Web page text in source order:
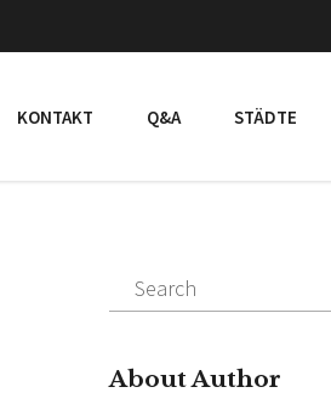
KONTAKT Q&A STÄDTE
Search
for:
About Author